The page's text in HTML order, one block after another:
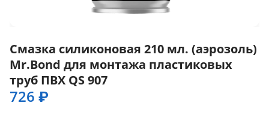
Смазка силиконовая 210 мл. (аэрозоль)
Mr.Bond для монтажа пластиковых
труб ПВХ QS 907
726 ₽